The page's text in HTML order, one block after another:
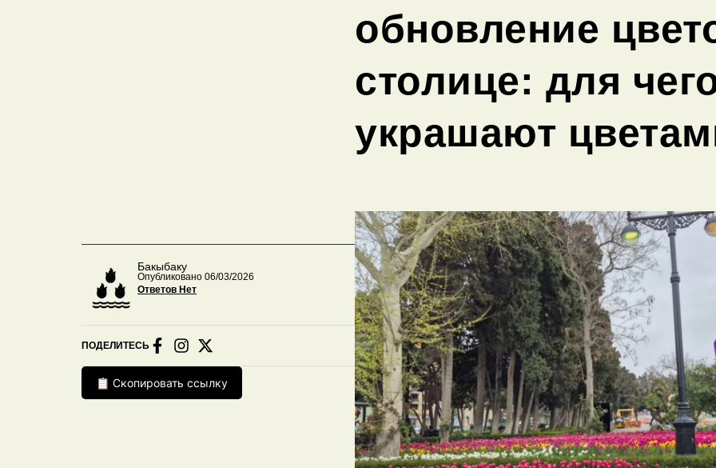
Бакыбаку
Опубликовано 06/03/2026
Ответов Нет
ПОДЕЛИТЕСЬ
📋 Скопировать ссылку
обновление
столице: для
украшают